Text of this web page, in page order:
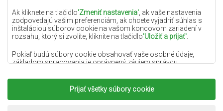
Ak kliknete na tlačidlo'Zmeniť nastavenia' , ak vaše nastavenia
zodpovedajú vašim preferenciám, ak chcete vyjadriť súhlas s
inštaláciou súborov cookie na vašom koncovom zariadení v
rozsahu, ktorý si zvolíte, kliknite na tlačidlo'Uložiť a prijať'
Pokiaľ budú súbory cookie obsahovať vaše osobné údaje,
základom spracovania je oprávnený záujem správcu
podobe poskytovania vysokokvalitných služieb na našej
webovej stránke a marketingových aktivít správcu osobných
údajov a jeho dôveryhodných partnerov.
Prijať všetky súbory cookie
Šedé koberce
Terakotové koberce
Zelené koberce
Zlaté koberce
Copyright 2022Koberce Chemex.Všetky práva